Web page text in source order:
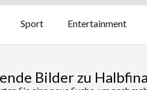
Sport Entertainment
Bilder zu